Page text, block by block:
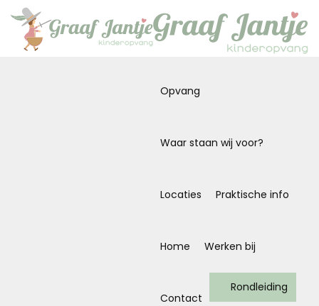
Opvang
Waar staan wij voor?
Locaties Praktische info
Home Werken bij
Contact
Rondleiding